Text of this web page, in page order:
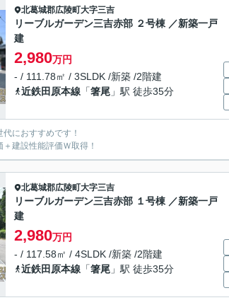
北葛城郡広陵町大字三吉
リーブルガーデン三吉赤部 ２号棟 ／新築一戸
建
2,980万円
- / 111.78㎡ / 3SLDK /新築 /2階建
近鉄田原本線 「箸尾 」駅 徒歩35分
におすすめです！
建設性能評価Ｗ取得！
北葛城郡広陵町大字三吉
リーブルガーデン三吉赤部 １号棟 ／新築一戸
建
2,980万円
- / 117.58㎡ / 4SLDK /新築 /2階建
近鉄田原本線 「箸尾 」駅 徒歩35分